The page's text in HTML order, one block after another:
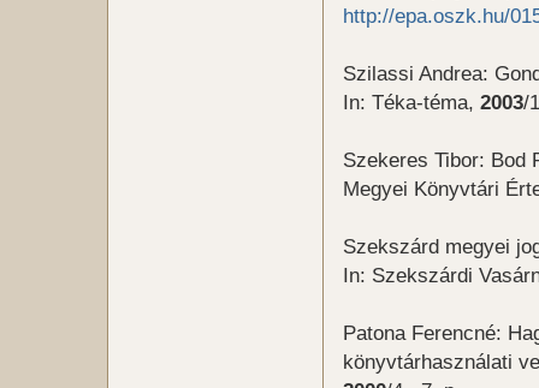
http://epa.oszk.hu/
Szilassi Andrea:
In: Téka-téma,2003/
Szekeres Tibor: Bod
Megyei Könyvtári
Szekszárd megyei
In: Szekszárdi
Patona Ferencné:
könyvtárhasználati